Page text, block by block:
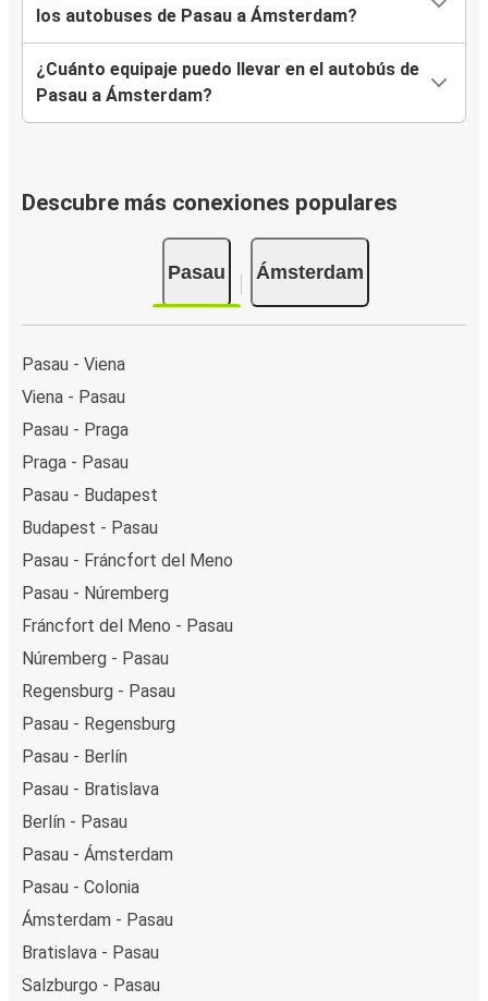
los autobuses de Pasau a Ámsterdam?
¿Cuánto equipaje puedo llevar en el autobús de
Pasau a Ámsterdam?
Descubre más conexiones populares
Pasau Ámsterdam
Pasau - Viena
Viena - Pasau
Pasau - Praga
Praga - Pasau
Pasau - Budapest
Budapest - Pasau
Pasau - Fráncfort del Meno
Pasau - Núremberg
Fráncfort del Meno - Pasau
Núremberg - Pasau
Regensburg - Pasau
Pasau - Regensburg
Pasau - Berlín
Pasau - Bratislava
Berlín - Pasau
Pasau - Ámsterdam
Pasau - Colonia
Ámsterdam - Pasau
Bratislava - Pasau
Salzburgo - Pasau